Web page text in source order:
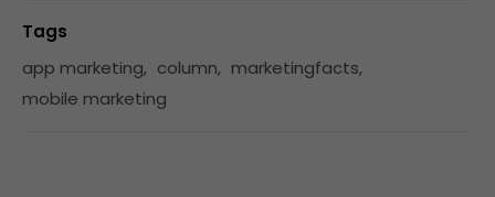
Tags
app marketing, column, marketingfacts,
mobile marketing